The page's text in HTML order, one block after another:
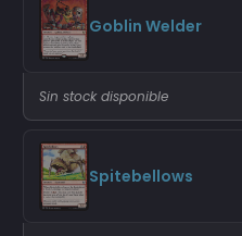
Goblin Welder
Sin stock disponible
Spitebellows